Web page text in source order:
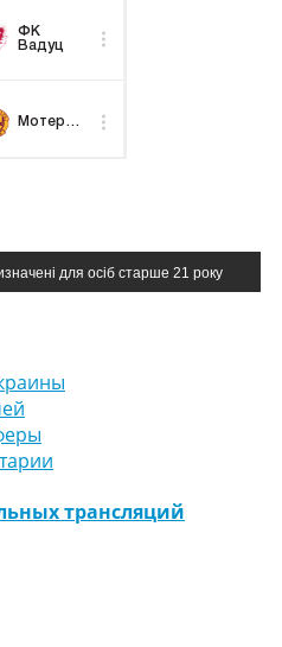
для осіб старше 21 року
трансляций